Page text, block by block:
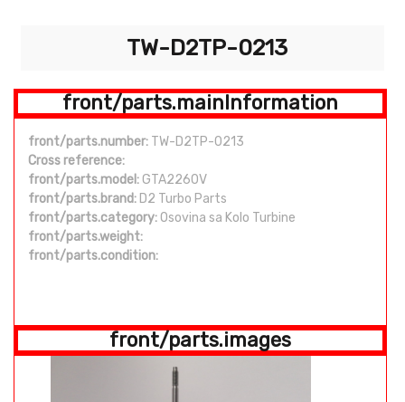
TW-D2TP-0213
front/parts.mainInformation
front/parts.number: TW-D2TP-0213
Cross reference:
front/parts.model: GTA2260V
front/parts.brand: D2 Turbo Parts
front/parts.category: Osovina sa Kolo Turbine
front/parts.weight:
front/parts.condition:
front/parts.images